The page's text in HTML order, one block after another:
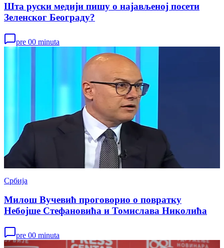
Шта руски медији пишу о најављеној посети
Зеленског Београду?
pre 00 minuta
Србија
Милош Вучевић проговорио о повратку
Небојше Стефановића и Томислава Николића
pre 00 minuta